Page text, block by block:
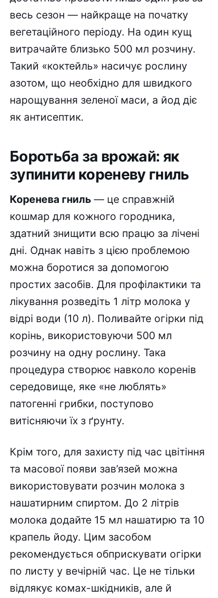
весь сезон — найкраще на початку
вегетаційного періоду. На один кущ
витрачайте близько 500 мл розчину.
Такий «коктейль» насичує рослину
азотом, що необхідно для швидкого
нарощування зеленої маси, а йод діє
як антисептик.
Боротьба за врожай: як
зупинити кореневу гниль
Коренева гниль — це справжній
кошмар для кожного городника,
здатний знищити всю працю за лічені
дні. Однак навіть з цією проблемою
можна боротися за допомогою
простих засобів. Для профілактики та
лікування розведіть 1 літр молока у
відрі води (10 л). Поливайте огірки під
корінь, використовуючи 500 мл
розчину на одну рослину. Така
процедура створює навколо коренів
середовище, яке «не люблять»
патогенні грибки, поступово
витісняючи їх з ґрунту.
Крім того, для захисту під час цвітіння
та масової появи зав’язей можна
використовувати розчин молока з
нашатирним спиртом. До 2 літрів
молока додайте 15 мл нашатирю та 10
крапель йоду. Цим засобом
рекомендується обприскувати огірки
по листу у вечірній час. Це не тільки
відлякує комах-шкідників, але й